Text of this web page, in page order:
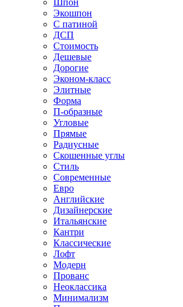
Шпон
Экошпон
С патиной
ДСП
Стоимость
Дешевые
Дорогие
Эконом-класс
Элитные
Форма
П-образные
Угловые
Прямые
Радиусные
Скошенные углы
Стиль
Современные
Евро
Английские
Дизайнерские
Итальянские
Кантри
Классические
Лофт
Модерн
Прованс
Неоклассика
Минимализм